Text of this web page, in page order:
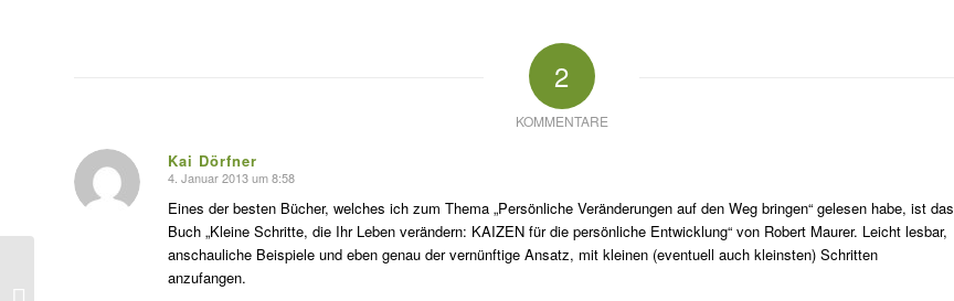
2
KOMMENTARE
Kai Dörfner
s
agte:
4. Januar 2013 um 8:58
Eines der besten Bücher, welches ich zum Thema „Persönliche Veränderungen auf den Weg bringen“ gelesen habe, ist das
Buch „Kleine Schritte, die Ihr Leben verändern: KAIZEN für die persönliche Entwicklung“ von Robert Maurer. Leicht lesbar,
anschauliche Beispiele und eben genau der vernünftige Ansatz, mit kleinen (eventuell auch kleinsten) Schritten
anzufangen.